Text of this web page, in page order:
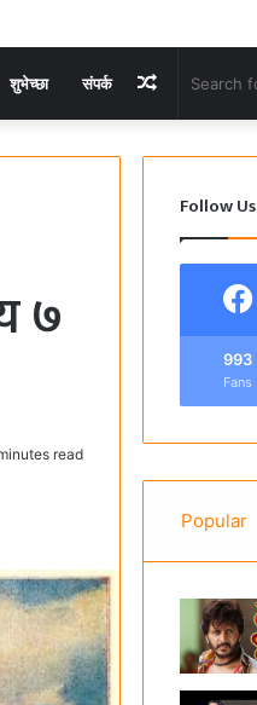
शुभेच्छा संपर्क Random
Article
७
read
Follow Us
993
Fans
Popular